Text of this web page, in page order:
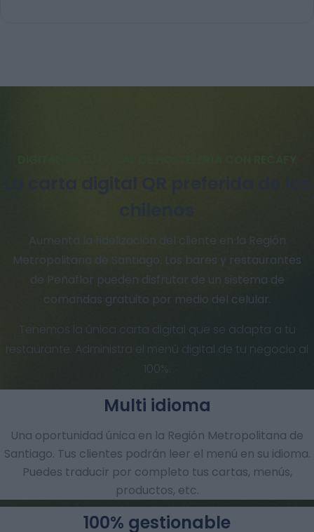
Aumenta la fidelización del cliente en la Región
Metropolitana de Santiago. Los bares y restaurantes
de Peñaflor pueden disfrutar de un sistema de
comandas gratuito por medio del celular.
Tenemos la única carta digital que se adapta a tu
restaurante. Administra el menú digital de tu negocio al
100%.
Una oportunidad única en la Región Metropolitana de
Santiago. Tus clientes podrán leer el menú en su idioma.
Puedes traducir por completo tus cartas, menús,
productos, etc.
Multi idioma
100% gestionable